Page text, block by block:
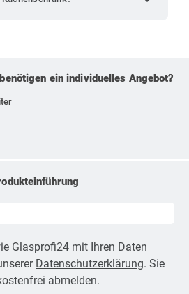
ein individuelles Angebot?
Glasprofi24 mit Ihren Daten
Datenschutzerklärung. Sie
abmelden.